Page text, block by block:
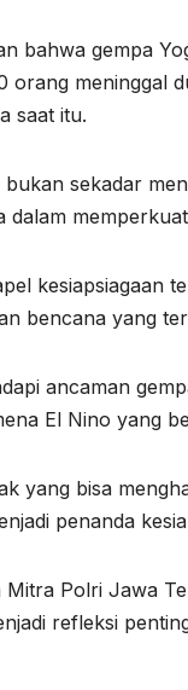
bahwa gempa
orang meninggal
saat itu.
bukan sekadar
dalam
kesiapsiagaan
bencana yang
ancaman
El Nino yang
yang bisa
penanda
Mitra Polri Jawa
refleksi